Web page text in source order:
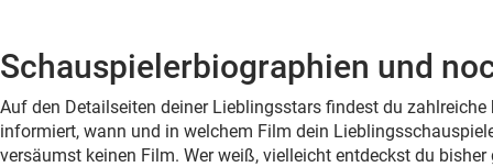
Schauspielerbiographien und
Auf den Detailseiten deiner Lieblingsstars findest du
informiert, wann und in welchem Film dein
versäumst keinen Film. Wer weiß, vielleicht entdeckst du